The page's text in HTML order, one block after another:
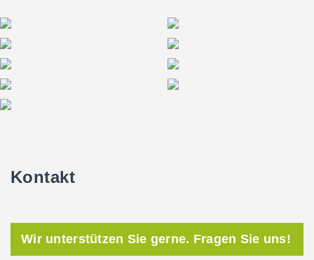
Kontakt
Wir unterstützen Sie gerne. Fragen Sie uns!